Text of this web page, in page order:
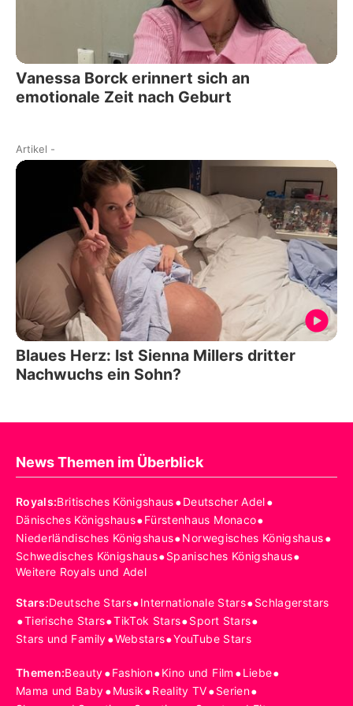
Vanessa Borck erinnert sich an
emotionale Zeit nach Geburt
Artikel -
Blaues Herz: Ist Sienna Millers dritter
Nachwuchs ein Sohn?
News Themen im Überblick
Royals:Britisches Königshaus•Deutscher Adel•
Dänisches Königshaus•Fürstenhaus Monaco•
Niederländisches Königshaus•Norwegisches Königshaus•
Schwedisches Königshaus•Spanisches Königshaus•
Weitere Royals und Adel
Stars:Deutsche Stars•Internationale Stars•Schlagerstars
•Tierische Stars•TikTok Stars•Sport Stars•
Stars und Family•Webstars•YouTube Stars
Themen:Beauty•Fashion•Kino und Film •Liebe•
Mama und Baby•Musik•Reality TV•Serien•